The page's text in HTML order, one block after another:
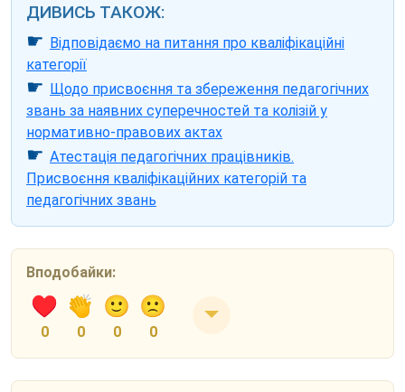
ДИВИСЬ ТАКОЖ:
☛ Відповідаємо на питання про кваліфікаційні
категорії
☛ Щодо присвоєння та збереження педагогічних
звань за наявних суперечностей та колізій у
нормативно-правових актах
☛ Атестація педагогічних працівників.
Присвоєння кваліфікаційних категорій та
педагогічних звань
Вподобайки:
0 0 0 0